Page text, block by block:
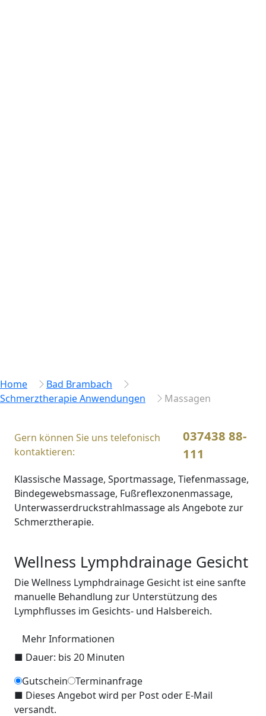
Home
Bad Brambach
Schmerztherapie Anwendungen
Massagen
Gern können Sie uns telefonisch
kontaktieren:
037438 88-
111
Klassische Massage, Sportmassage, Tiefenmassage,
Bindegewebsmassage, Fußreflexzonenmassage,
Unterwasserdruckstrahlmassage als Angebote zur
Schmerztherapie.
Wellness Lymphdrainage Gesicht
Die Wellness Lymphdrainage Gesicht ist eine sanfte
manuelle Behandlung zur Unterstützung des
Lymphflusses im Gesichts- und Halsbereich.
Mehr Informationen
■ Dauer: bis 20 Minuten
Gutschein
Terminanfrage
■ Dieses Angebot wird per Post oder E-Mail
versandt.